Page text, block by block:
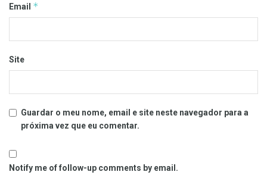
Email *
Site
Guardar o meu nome, email e site neste navegador para a
próxima vez que eu comentar.
Notify me of follow-up comments by email.